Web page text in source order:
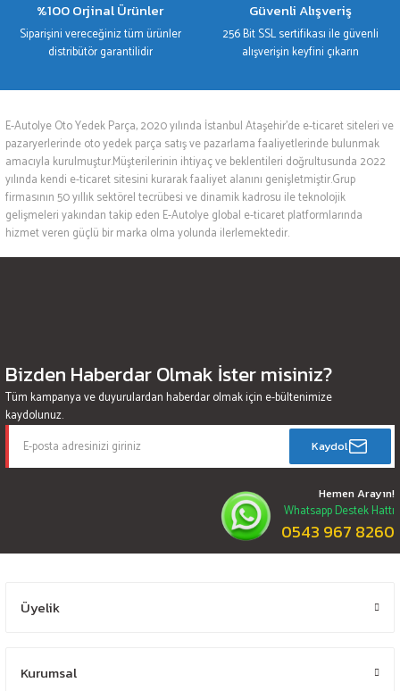
%100 Orjinal Ürünler
Siparişini vereceğiniz tüm ürünler
distribütör garantilidir
Güvenli Alışveriş
256 Bit SSL sertifikası ile güvenli
alışverişin keyfini çıkarın
E-Autolye Oto Yedek Parça, 2020 yılında İstanbul Ataşehir’de e-ticaret siteleri ve
pazaryerlerinde oto yedek parça satış ve pazarlama faaliyetlerinde bulunmak
amacıyla kurulmuştur.Müşterilerinin ihtiyaç ve beklentileri doğrultusunda 2022
yılında kendi e-ticaret sitesini kurarak faaliyet alanını genişletmiştir.Grup
firmasının 50 yıllık sektörel tecrübesi ve dinamik kadrosu ile teknolojik
gelişmeleri yakından takip eden E-Autolye global e-ticaret platformlarında
hizmet veren güçlü bir marka olma yolunda ilerlemektedir.
Bizden Haberdar Olmak İster misiniz?
Tüm kampanya ve duyurulardan haberdar olmak için e-bültenimize
kaydolunuz.
Kaydol
Hemen Arayın!
Whatsapp Destek Hattı
0543 967 8260
Üyelik
Kurumsal